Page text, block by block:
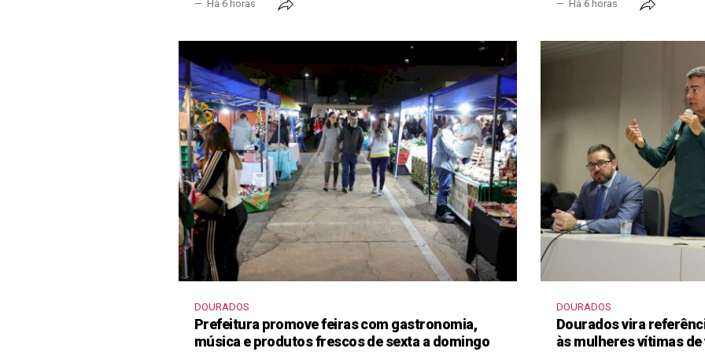
Há 6 horas Há 6 horas
DOURADOS
Prefeitura promove feiras com gastronomia,
música e produtos frescos de sexta a domingo
DOURADOS
Dourados vira
às mulheres vítimas